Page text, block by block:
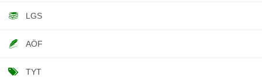
LGS
AÖF
TYT